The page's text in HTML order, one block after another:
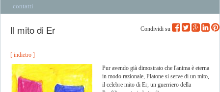
contatti
Condividi su
Il mito di Er
[ indietro ]
Pur avendo già dimostrato che l'anima è eterna
in modo razionale, Platone si serve di un mito,
il celebre mito di Er, un guerriero della